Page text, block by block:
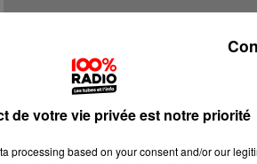
de votre vie privée est notre priorité
processing based on your consent and/or our